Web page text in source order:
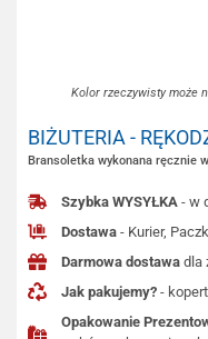
Kolor rzeczywisty może
BIŻUTERIA -
Bransoletka wykonana ręcznie
Szybka WYSYŁKA - w
Dostawa - Kurier,
Darmowa dostawa dla
Jak pakujemy? -
Opakowanie